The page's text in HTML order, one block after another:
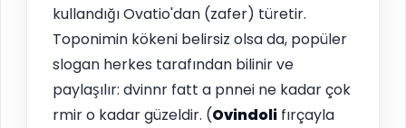
kullandığı Ovatio'dan (zafer) türetir.
Toponimin kökeni belirsiz olsa da, popüler
slogan herkes tarafından bilinir ve
paylaşılır: dvinnr fatt a pnnei ne kadar çok
rmir o kadar güzeldir. (Ovindoli fırçayla